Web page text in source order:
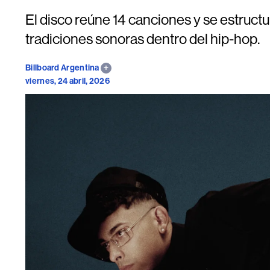
El disco reúne 14 canciones y se
tradiciones sonoras dentro del hip-hop.
Billboard Argentina
viernes, 24 abril, 2026